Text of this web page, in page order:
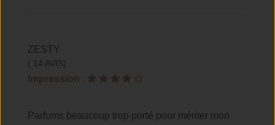
ZESTY
( 14 AVIS)
Impression :
Parfums beaucoup trop porté pour mériter mon